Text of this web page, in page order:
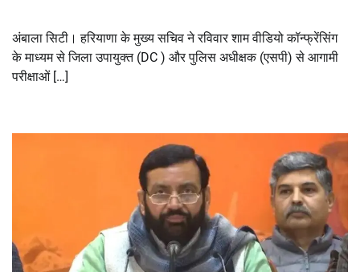
अंबाला सिटी। हरियाणा के मुख्य सचिव ने रविवार शाम वीडियो कॉन्फ्रेंसिंग
के माध्यम से जिला उपायुक्त (DC ) और पुलिस अधीक्षक (एसपी) से आगामी
परीक्षाओं […]